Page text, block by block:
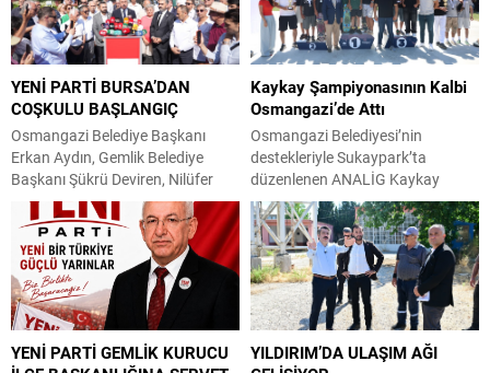
YENİ PARTİ BURSA’DAN
COŞKULU BAŞLANGIÇ
Osmangazi Belediye Başkanı
Erkan Aydın, Gemlik Belediye
Başkanı Şükrü Deviren, Nilüfer
Belediye Başkanı Şadi Özdemir,
Mudanya Belediye Başkanı Deniz
Dalgıç, Mustafakemalpaşa
Belediye Başkanı Şükrü Erdem,
Harmancık Belediye Başkanı
Haşim Ali Arıkan belediye meclis
üyeleriyle birlikte Heykel’deki
Atatürk Anıtı’nda CHP’den istifa
Kaykay Şampiyonasının Kalbi
Osmangazi’de Attı
Osmangazi Belediyesi’nin
destekleriyle Sukaypark’ta
düzenlenen ANALİG Kaykay
Türkiye Şampiyonası, üç gün
boyunca heyecan ve adrenalin
dolu mücadelelere sahne oldu.
Final performanslarının ardından
dereceye giren sporculara kupa
ve madalyaları takdim edildi.
Bursa’nın önemli spor
tesislerinden Sukaypark, kaykay
YENİ PARTİ GEMLİK KURUCU
YILDIRIM’DA ULAŞIM AĞI